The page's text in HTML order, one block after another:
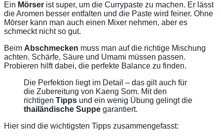
Ein Mörser ist super, um die Currypaste zu machen. Er lässt
die Aromen besser entfalten und die Paste wird feiner. Ohne
Mörser kann man auch einen Mixer nehmen, aber es
schmeckt nicht so gut.
Beim Abschmecken muss man auf die richtige Mischung
achten. Schärfe, Säure und Umami müssen passen.
Probieren hilft dabei, die perfekte Balance zu finden.
Die Perfektion liegt im Detail – das gilt auch für
die Zubereitung von Kaeng Som. Mit den
richtigen Tipps und ein wenig Übung gelingt die
thailändische Suppe garantiert.
Hier sind die wichtigsten Tipps zusammengefasst: